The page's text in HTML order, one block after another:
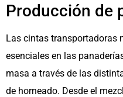
Producción de
Las cintas transportadoras
esenciales en las
masa a través de las
de horneado. Desde el